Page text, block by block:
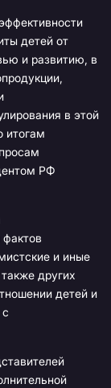
детей от
и развитию, в
в этой
итогам
РФ
и иные
других
детей и